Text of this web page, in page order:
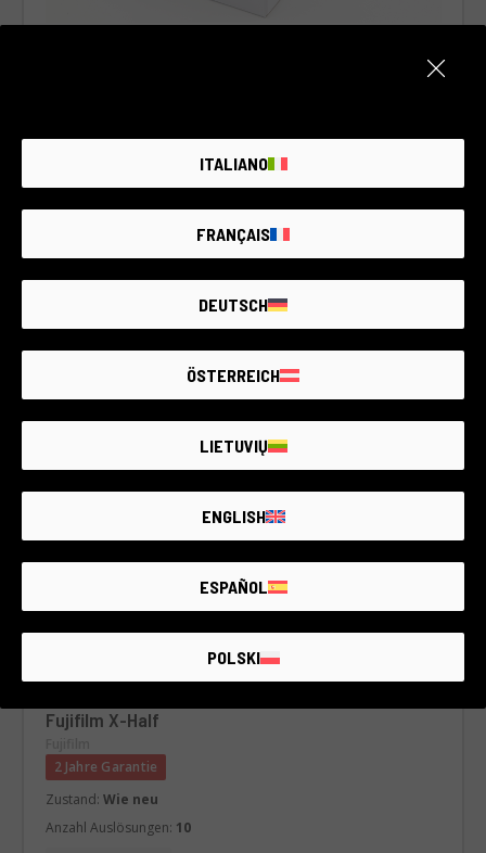
Code 011DCOFJ0000447010
Zustand:Wie neu
€520
Fujifilm X-Half
2 Jahre Garantie
Zustand: Wie neu
Anzahl Auslösungen: 10
ITALIANO
FRANÇAIS
DEUTSCH
ÖSTERREICH
LIETUVIŲ
ENGLISH
ESPAÑOL
POLSKI